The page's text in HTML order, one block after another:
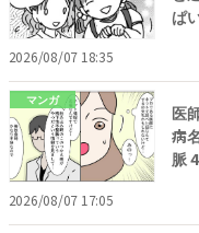
ぱ
2026/08/07 18:35
マンガ
医
病
脈
2026/08/07 17:05